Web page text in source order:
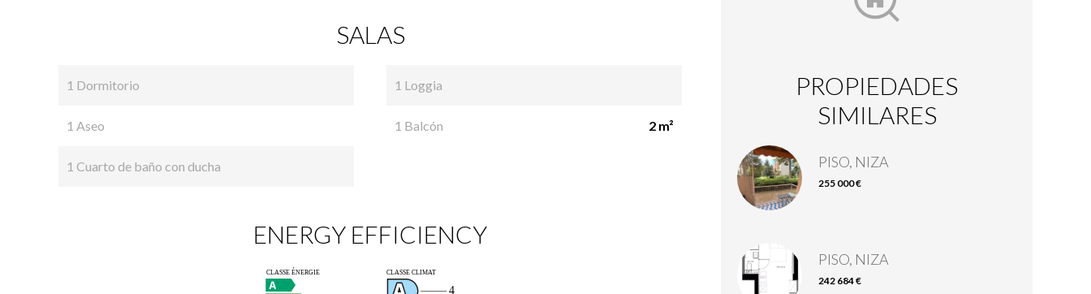
SALAS
1 Dormitorio
1 Aseo
1 Cuarto de baño con ducha
1 Loggia
1 Balcón 2 m²
ENERGY EFFICIENCY
PROPIEDADES
SIMILARES
PISO, NIZA
255 000 €
PISO, NIZA
242 684 €